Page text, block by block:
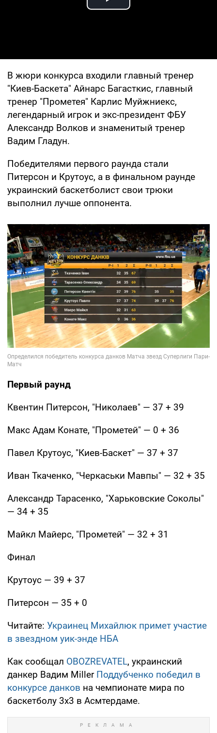
Play Video
В жюри конкурса входили главный тренер
"Киев-Баскета" Айнарс Багасткис, главный
тренер "Прометея" Карлис Муйжниекс,
легендарный игрок и экс-президент ФБУ
Александр Волков и знаменитый тренер
Вадим Гладун.
Победителями первого раунда стали
Питерсон и Крутоус, а в финальном раунде
украинский баскетболист свои трюки
выполнил лучше оппонента.
Первый раунд
Квентин Питерсон, "Николаев" — 37 + 39
Макс Адам Конате, "Прометей" — 0 + 36
Павел Крутоус, "Киев-Баскет" — 37 + 37
Иван Ткаченко, "Черкаськи Мавпы" — 32 + 35
Александр Тарасенко, "Харьковские Соколы"
— 34 + 35
Майкл Майерс, "Прометей" — 32 + 31
Финал
Крутоус — 39 + 37
Питерсон — 35 + 0
Читайте: Украинец Михайлюк примет участие
в звездном уик-энде НБА
Как сообщал OBOZREVATEL, украинский
данкер Вадим Miller Поддубченко победил в
конкурсе данков на чемпионате мира по
баскетболу 3х3 в Асмтердаме.